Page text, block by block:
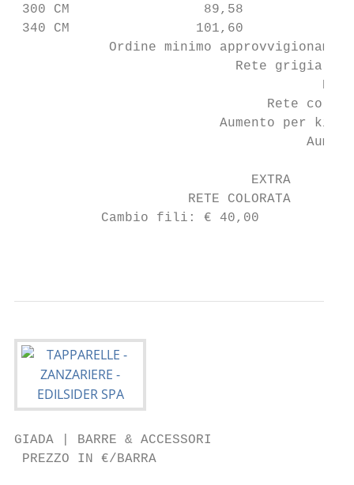
300 CM                 89,58
340 CM                101,60
Ordine minimo
Rete grigia e
Rete
Aumento per kit
EXTRA
RETE COLORATA
           Cambio fili: € 40,00
GIADA | BARRE & ACCESSORI
PREZZO IN €/BARRA